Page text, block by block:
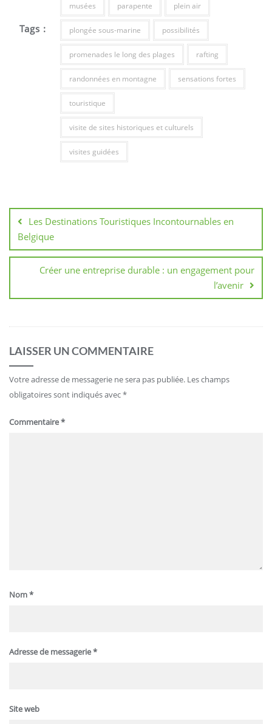
Tags :
musées parapente plein air
plongée sous-marine possibilités
promenades le long des plages rafting
randonnées en montagne sensations fortes
touristique
visite de sites historiques et culturels
visites guidées
de
l’article
Les Destinations Touristiques Incontournables en
Belgique
Créer une entreprise durable : un engagement pour
l’avenir
LAISSER UN COMMENTAIRE
Votre adresse de messagerie ne sera pas publiée. Les champs
obligatoires sont indiqués avec*
Commentaire*
Nom*
Adresse de messagerie*
Site web